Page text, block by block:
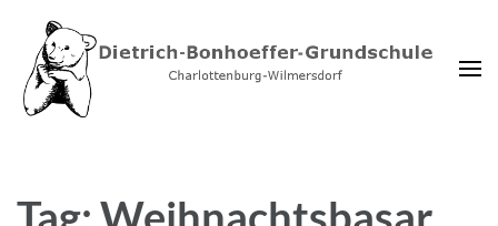
Tag: Weihnachtsbasar